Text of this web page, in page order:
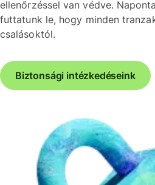
ellenőrzéssel van védve.
futtatunk le, hogy minden
csalásoktól.
Biztonsági intézkedéseink